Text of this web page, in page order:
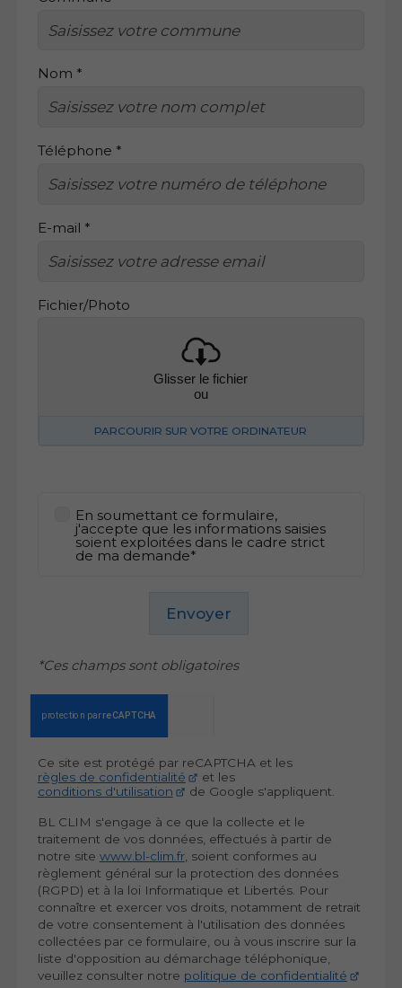
Nom *
Téléphone *
E-mail *
Fichier/Photo
Glisser le fichier
ou
PARCOURIR SUR VOTRE ORDINATEUR
En soumettant ce formulaire,
j'accepte que les informations saisies
soient exploitées dans le cadre strict
de ma demande*
Envoyer
*Ces champs sont obligatoires
Ce site est protégé par reCAPTCHA et les
règles de confidentialité
et les
conditions d'utilisation
de Google s'appliquent.
BL CLIM s'engage à ce que la collecte et le
traitement de vos données, effectués à partir de
notre site www.bl-clim.fr, soient conformes au
règlement général sur la protection des données
(RGPD) et à la loi Informatique et Libertés. Pour
connaître et exercer vos droits, notamment de retrait
de votre consentement à l'utilisation des données
collectées par ce formulaire, ou à vous inscrire sur la
liste d'opposition au démarchage téléphonique,
veuillez consulter notre politique de confidentialité